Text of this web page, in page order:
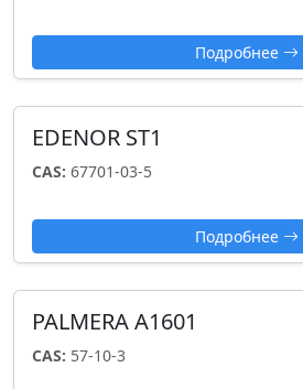
Подробнее
EDENOR ST1
CAS: 67701-03-5
Подробнее
PALMERA A1601
CAS: 57-10-3